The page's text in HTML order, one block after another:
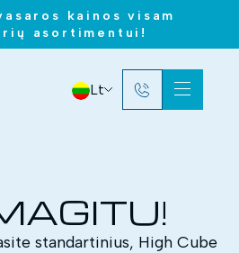
kainos visam
asortimentui!
Lt
standartinius, High Cube